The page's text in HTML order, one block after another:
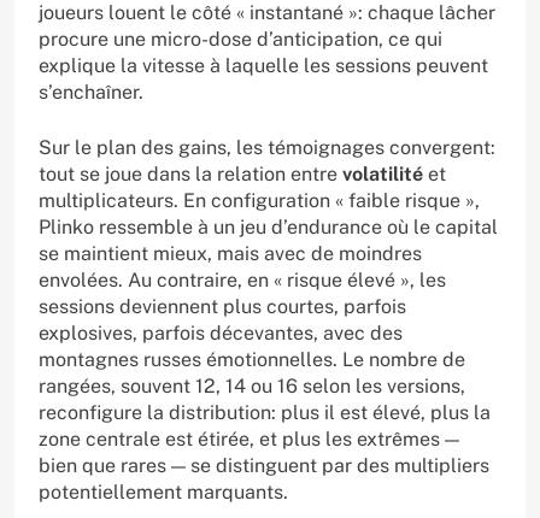
joueurs louent le côté « instantané »: chaque lâcher
procure une micro-dose d’anticipation, ce qui
explique la vitesse à laquelle les sessions peuvent
s’enchaîner.
Sur le plan des gains, les témoignages convergent:
tout se joue dans la relation entre volatilité et
multiplicateurs. En configuration « faible risque »,
Plinko ressemble à un jeu d’endurance où le capital
se maintient mieux, mais avec de moindres
envolées. Au contraire, en « risque élevé », les
sessions deviennent plus courtes, parfois
explosives, parfois décevantes, avec des
montagnes russes émotionnelles. Le nombre de
rangées, souvent 12, 14 ou 16 selon les versions,
reconfigure la distribution: plus il est élevé, plus la
zone centrale est étirée, et plus les extrêmes —
bien que rares — se distinguent par des multipliers
potentiellement marquants.